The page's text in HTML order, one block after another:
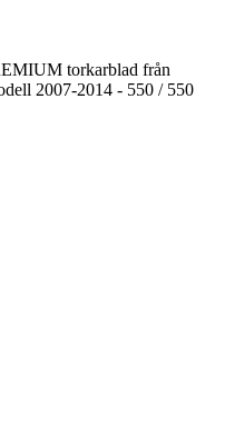
torkarblad från
2007-2014 - 550 / 550